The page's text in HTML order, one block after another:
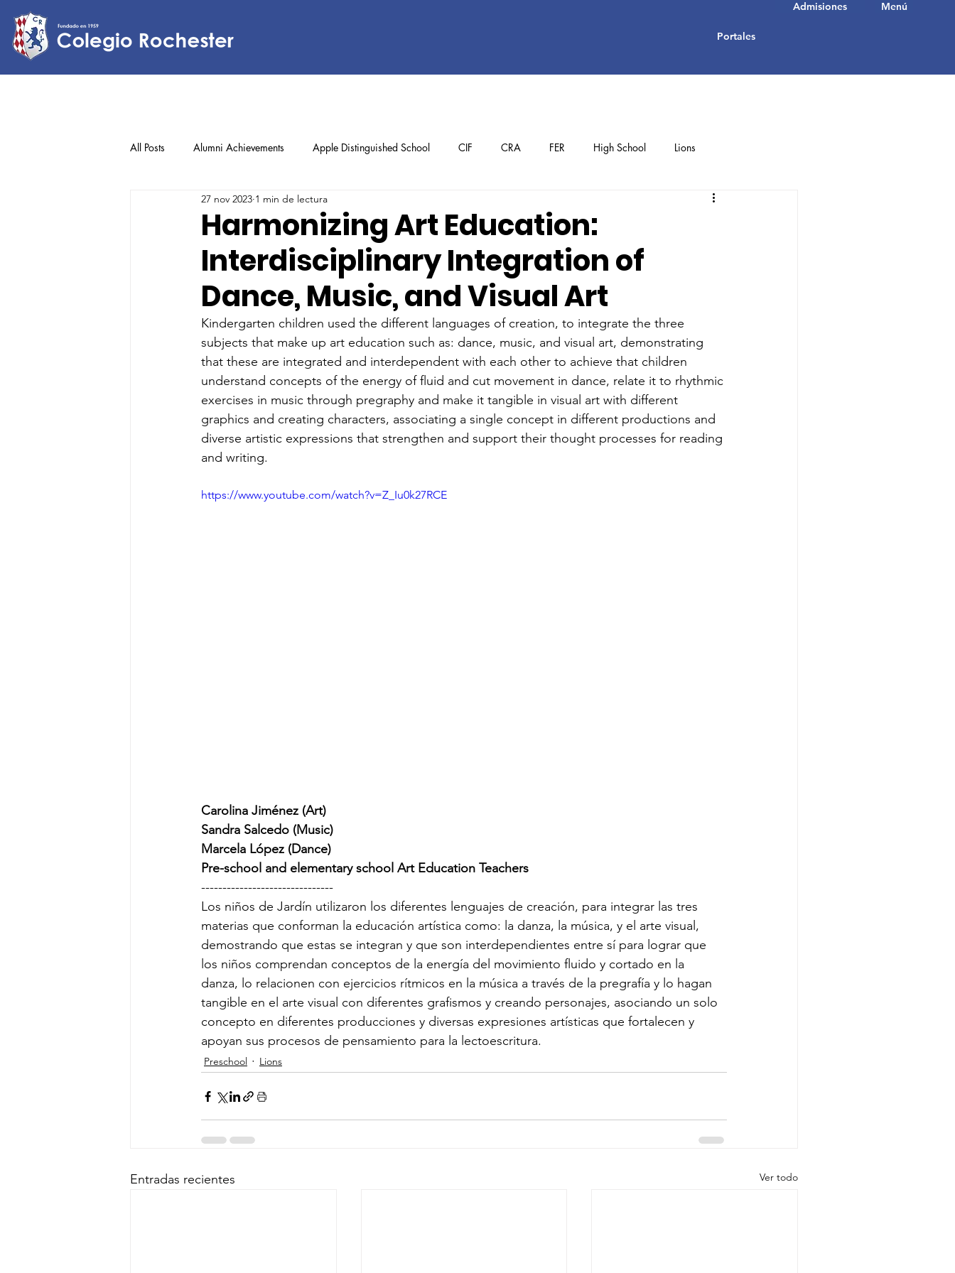
Portales
Menú
Admisiones
All Posts Alumni Achievements Apple Distinguished School CIF CRA FER High School Lions
Lower Elementary Middle School Student Achievements
Upper Elementary
Harmonizing Art Education:
Interdisciplinary Integration of
Dance, Music, and Visual Art
27 nov 2023 1 min de lectura
Kindergarten children used the different languages of creation, to integrate the three
subjects that make up art education such as: dance, music, and visual art, demonstrating
that these are integrated and interdependent with each other to achieve that children
understand concepts of the energy of fluid and cut movement in dance, relate it to rhythmic
exercises in music through pregraphy and make it tangible in visual art with different
graphics and creating characters, associating a single concept in different productions and
diverse artistic expressions that strengthen and support their thought processes for reading
and writing.
https://www.youtube.com/watch?v=Z_Iu0k27RCE
Carolina Jiménez (Art)
Sandra Salcedo (Music)
Marcela López (Dance)
Pre-school and elementary school Art Education Teachers
-------------------------------
Los niños de Jardín utilizaron los diferentes lenguajes de creación, para integrar las tres
materias que conforman la educación artística como: la danza, la música, y el arte visual,
demostrando que estas se integran y que son interdependientes entre sí para lograr que
los niños comprendan conceptos de la energía del movimiento fluido y cortado en la
danza, lo relacionen con ejercicios rítmicos en la música a través de la pregrafía y lo hagan
tangible en el arte visual con diferentes grafismos y creando personajes, asociando un solo
concepto en diferentes producciones y diversas expresiones artísticas que fortalecen y
apoyan sus procesos de pensamiento para la lectoescritura.
Preschool Lions
Entradas recientes Ver todo